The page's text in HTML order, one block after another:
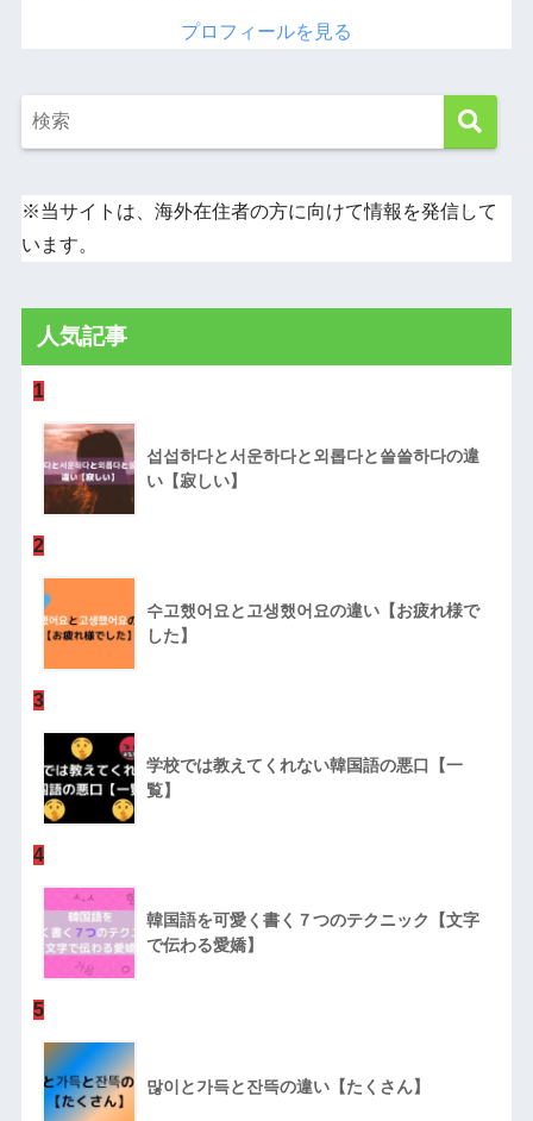
プロフィールを見る
※当サイトは、海外在住者の方に向けて情報を発信して
います。
人気記事
1
섭섭하다と서운하다と외롭다と쓸쓸하다の違
い【寂しい】
2
수고했어요と고생했어요の違い【お疲れ様で
した】
3
学校では教えてくれない韓国語の悪口【一
覧】
4
韓国語を可愛く書く７つのテクニック【文字
で伝わる愛嬌】
5
많이と가득と잔뜩の違い【たくさん】